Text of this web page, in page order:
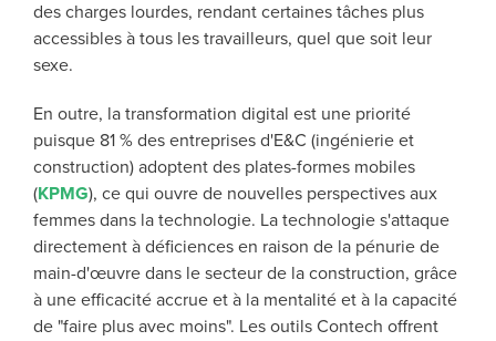
des charges lourdes, rendant certaines tâches plus
accessibles à tous les travailleurs, quel que soit leur
sexe.
En outre, la transformation digital est une priorité
puisque 81 % des entreprises d'E&C (ingénierie et
construction) adoptent des plates-formes mobiles
(KPMG), ce qui ouvre de nouvelles perspectives aux
femmes dans la technologie. La technologie s'attaque
directement à déficiences en raison de la pénurie de
main-d'œuvre dans le secteur de la construction, grâce
à une efficacité accrue et à la mentalité et à la capacité
de "faire plus avec moins". Les outils Contech offrent